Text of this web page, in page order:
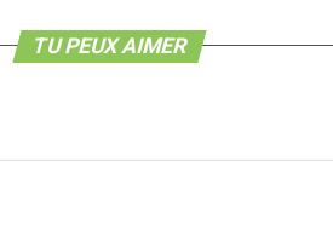
TU PEUX AIMER